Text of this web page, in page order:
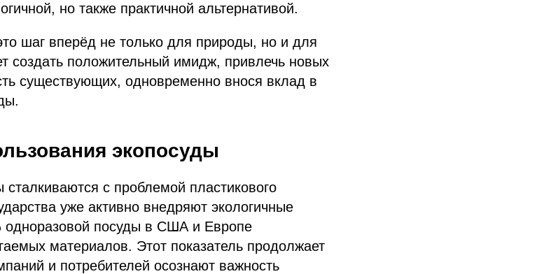
но также практичной альтернативой.
шаг вперёд не только для природы, но и для
создать положительный имидж, привлечь новых
существующих, одновременно внося вклад в
экопосуды
с проблемой пластикового
уже активно внедряют экологичные
одноразовой посуды в США и Европе
материалов. Этот показатель продолжает
и потребителей осознают важность